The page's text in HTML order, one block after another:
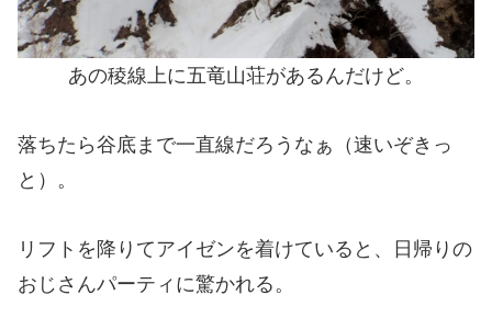
あの稜線上に五竜山荘があるんだけど。
落ちたら谷底まで一直線だろうなぁ（速いぞきっ
と）。
リフトを降りてアイゼンを着けていると、日帰りの
おじさんパーティに驚かれる。